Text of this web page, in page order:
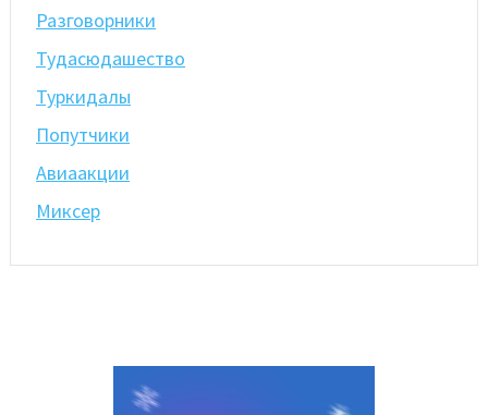
Разговорники
Тудасюдашество
Туркидалы
Попутчики
Авиаакции
Миксер